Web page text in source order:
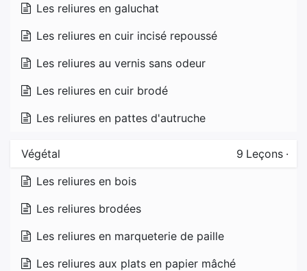
Les reliures en galuchat
Les reliures en cuir incisé repoussé
Les reliures au vernis sans odeur
Les reliures en cuir brodé
Les reliures en pattes d'autruche
Végétal 9 Leçons ·
Les reliures en bois
Les reliures brodées
Les reliures en marqueterie de paille
Les reliures aux plats en papier mâché